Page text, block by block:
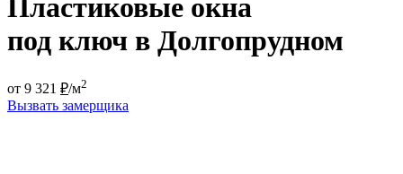
Пластиковые окна
под ключ в Долгопрудном
от 9 321 ₽/м2
Вызвать замерщика